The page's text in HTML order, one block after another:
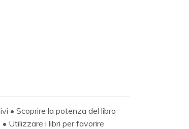
• Scoprire la potenza del libro
Utilizzare i libri per favorire